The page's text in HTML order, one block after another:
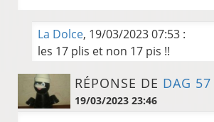
La Dolce, 19/03/2023 07:53 :
les 17 plis et non 17 pis !!
RÉPONSE DE DAG 57
19/03/2023 23:46